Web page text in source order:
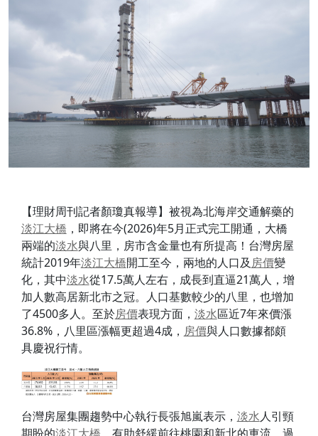
【理財周刊記者顏瓊真報導】被視為北海岸交通解藥的
淡江大橋 ，即將在今(2026)年5月正式完工開通，大橋
兩端的淡水與八里，房市含金量也有所提高！台灣房屋
統計2019年淡江大橋開工至今，兩地的人口及房價變
化，其中淡水從17.5萬人左右，成長到直逼21萬人，增
加人數高居新北市之冠。人口基數較少的八里，也增加
了4500多人。至於房價表現方面， 淡水區近7年來價漲
36.8%，八里區漲幅更超過4成， 房價與人口數據都頗
具慶祝行情。
台灣房屋集團趨勢中心執行長張旭嵐表示， 淡水人引頸